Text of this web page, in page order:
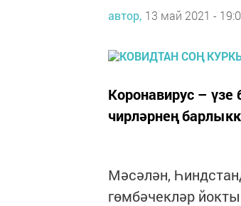
автор, 13 май 2021 -
Коронавирус –
чирләрнең
Мәсәлән,
гөмбәчекләр